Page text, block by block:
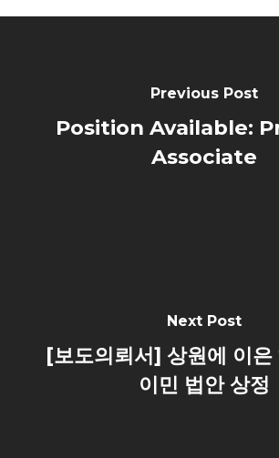
Previous Post
Position Available:
Associate
Next Post
[보도의뢰서] 상원에 이은
이민 법안 상정